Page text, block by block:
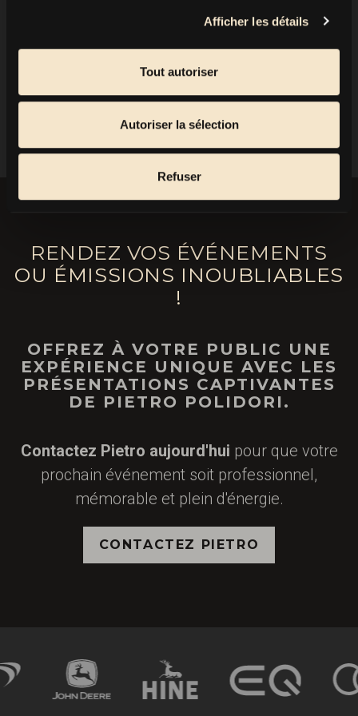
Afficher les détails
Tout autoriser
Autoriser la sélection
Refuser
📱 WhatsApp: +48726235622
📧 Email:concert@berin-iglesias.art
RETOUR
RENDEZ VOS ÉVÉNEMENTS
OU ÉMISSIONS INOUBLIABLES
!
OFFREZ À VOTRE PUBLIC UNE
EXPÉRIENCE UNIQUE AVEC LES
PRÉSENTATIONS CAPTIVANTES
DE PIETRO POLIDORI.
Contactez Pietro aujourd'hui pour que votre
prochain événement soit professionnel,
mémorable et plein d'énergie.
CONTACTEZ PIETRO